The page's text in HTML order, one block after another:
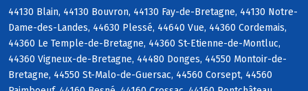
44130 Blain, 44130 Bouvron, 44130 Fay-de-Bretagne, 44130 Notre-
Dame-des-Landes, 44630 Plessé, 44640 Vue, 44360 Cordemais,
44360 Le Temple-de-Bretagne, 44360 St-Etienne-de-Montluc,
44360 Vigneux-de-Bretagne, 44480 Donges, 44550 Montoir-de-
Bretagne, 44550 St-Malo-de-Guersac, 44560 Corsept, 44560